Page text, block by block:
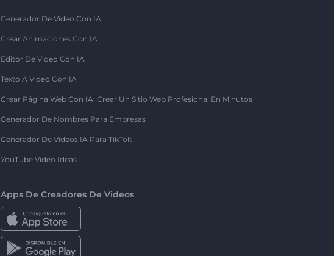
Generador De Video Con IA
Crear Animaciones Con IA
Editor De Video Con IA
Texto A Video Con IA
Crear Página Web Con IA: Crear Un Sitio Web Profesional En Minutos
Generador De Nombres Para Empresas
Generador De Videos IA Para TikTok
YouTube Video Ideas
Apps De Creadores De Videos